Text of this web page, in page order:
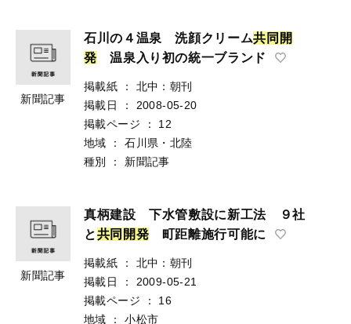
新聞記事
石川の４温泉 洗顔クリーム共 同 開
発 温泉入り初の統一ブランド
掲載紙 ：
北中：朝刊
掲載日
：
2008-05-20
掲載ページ
：
12
地域
：
石川県・北陸
種別
： 新聞記事
新聞記事
真柄建設 下水管敷設に新工法 ９社
と共同 開発 町距離施行可能に
掲載紙 ：
北中：朝刊
掲載日
：
2009-05-21
掲載ページ
：
16
地域
：
小松市